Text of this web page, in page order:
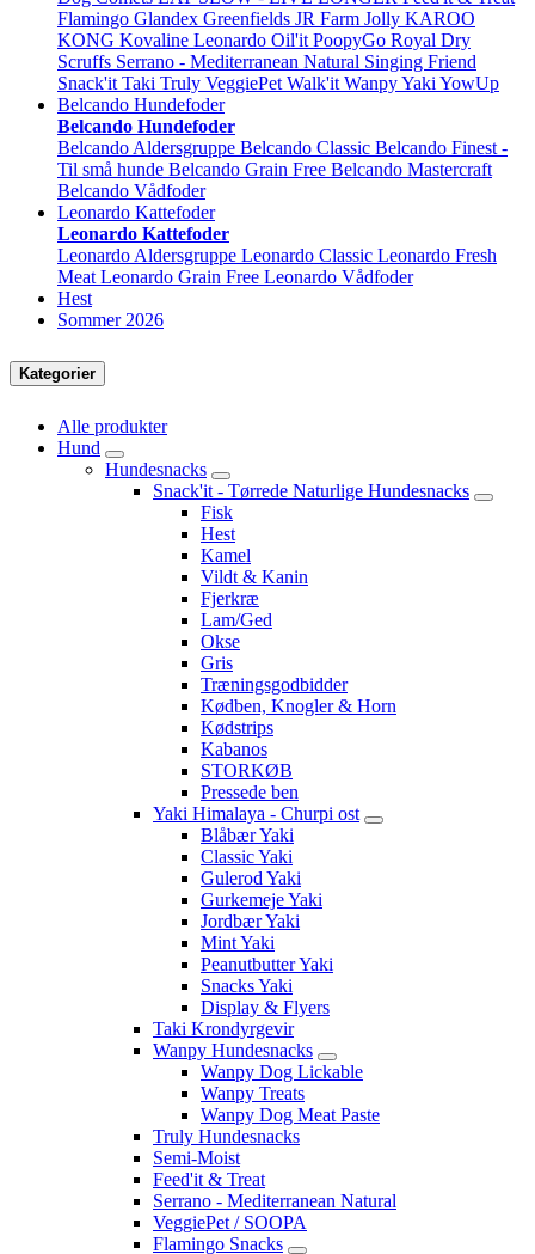
Flamingo Glandex Greenfields JR Farm Jolly KAROO
KONG Kovaline Leonardo Oil'it PoopyGo Royal Dry
Scruffs Serrano - Mediterranean Natural Singing Friend
Snack'it Taki Truly VeggiePet Walk'it WanpyYaki YowUp
Belcando Hundefoder
Belcando Hundefoder
Belcando Aldersgruppe Belcando Classic Belcando Finest -
Til små hunde Belcando Grain Free Belcando Mastercraft
Belcando Vådfoder
Leonardo Kattefoder
Leonardo Kattefoder
Leonardo Aldersgruppe Leonardo Classic Leonardo Fresh
Meat Leonardo Grain Free Leonardo Vådfoder
Hest
Sommer 2026
Kategorier
Alle produkter
Hund
Hundesnacks
Snack'it - Tørrede Naturlige Hundesnacks
Fisk
Hest
Kamel
Vildt & Kanin
Fjerkræ
Lam/Ged
Okse
Gris
Træningsgodbidder
Kødben, Knogler & Horn
Kødstrips
Kabanos
STORKØB
Pressede ben
Yaki Himalaya - Churpi ost
Blåbær Yaki
Classic Yaki
Gulerod Yaki
Gurkemeje Yaki
Jordbær Yaki
Mint Yaki
Peanutbutter Yaki
Snacks Yaki
Display & Flyers
Taki Krondyrgevir
Wanpy Hundesnacks
Wanpy Dog Lickable
Wanpy Treats
Wanpy Dog Meat Paste
Truly Hundesnacks
Semi-Moist
Feed'it & Treat
Serrano - Mediterranean Natural
VeggiePet / SOOPA
Flamingo Snacks